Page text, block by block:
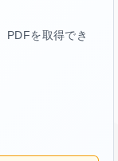
PDFを取得でき